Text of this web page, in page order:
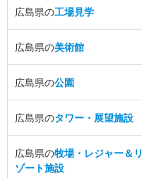
広島県の工場見学
広島県の美術館
広島県の公園
広島県のタワー・展望施設
広島県の牧場・レジャー＆リ
ゾート施設